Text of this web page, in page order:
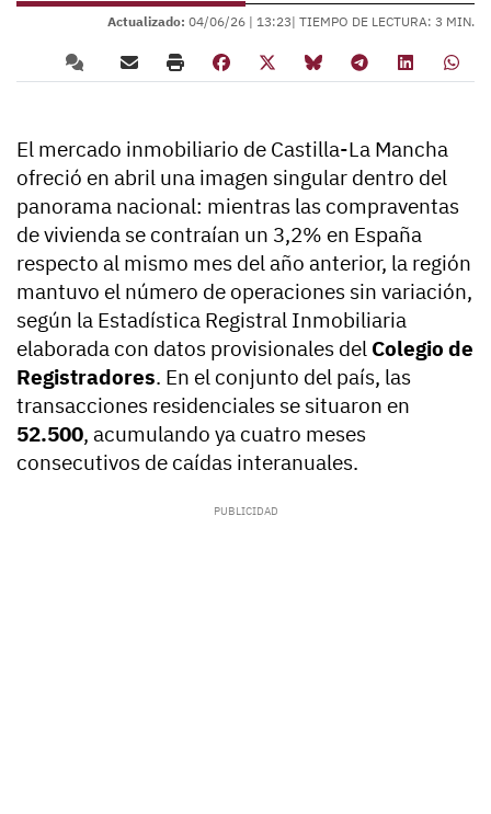
Actualizado: 04/06/26 | 13:23| TIEMPO DE LECTURA: 3 MIN.
El mercado inmobiliario de Castilla-La Mancha
ofreció en abril una imagen singular dentro del
panorama nacional: mientras las compraventas
de vivienda se contraían un 3,2% en España
respecto al mismo mes del año anterior, la región
mantuvo el número de operaciones sin variación,
según la Estadística Registral Inmobiliaria
elaborada con datos provisionales del Colegio de
Registradores. En el conjunto del país, las
transacciones residenciales se situaron en
52.500, acumulando ya cuatro meses
consecutivos de caídas interanuales.